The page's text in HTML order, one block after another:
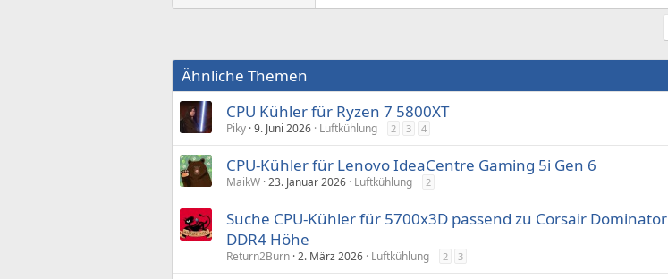
Ähnliche Themen
CPU Kühler für Ryzen 7 5800XT
Piky 9. Juni 2026 Luftkühlung 2 3 4
CPU-Kühler für Lenovo IdeaCentre Gaming 5i Gen 6
MaikW 23. Januar 2026 Luftkühlung 2
Suche CPU-Kühler für 5700x3D passend zu Corsair Dominator
DDR4 Höhe
Return2Burn 2. März 2026 Luftkühlung 2 3